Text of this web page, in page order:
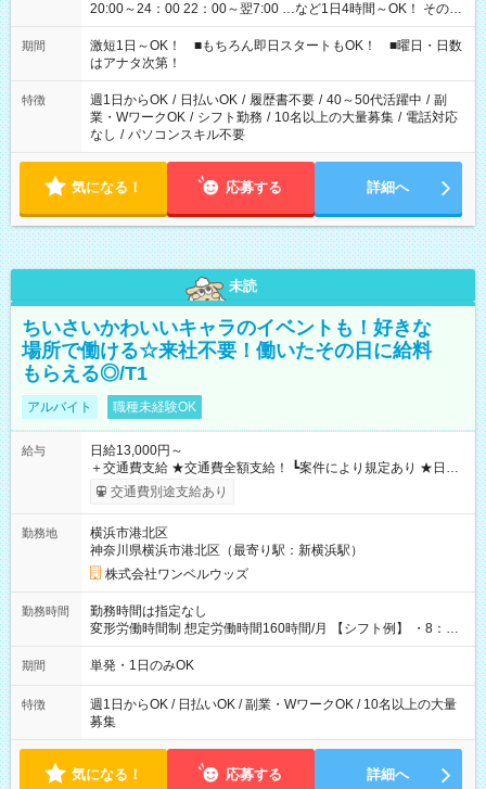
20:00～24：00 22：00～翌7:00 …など1日4時間～OK！ その他
シフトもございます！ お気軽にご相談ください！
期間
激短1日～OK！ ■もちろん即日スタートもOK！ ■曜日・日数
はアナタ次第！
特徴 週1日からOK / 日払いOK / 履歴書不要 / 40～50代活躍中 / 副
業・WワークOK / シフト勤務 / 10名以上の大量募集 / 電話対応
なし / パソコンスキル不要
気になる！ 応募する 詳細へ
未読
ちいさいかわいいキャラのイベントも！好きな
場所で働ける☆来社不要！働いたその日に給料
もらえる◎/T1
アルバイト 職種未経験OK
給与
日給13,000円～
＋交通費支給 ★交通費全額支給！ ┗案件により規定あり ★日払
いOK！（規定あり） ┗働いたその日に現金GET♪ お仕事後はコ
ンビニATMから 日払い分を引き落とせます！ 【試用期間】試
交通費別途支給あり
勤務地
横浜市港北区
神奈川県横浜市港北区（最寄り駅：新横浜駅）
株式会社ワンベルウッズ
勤務時間
勤務時間は指定なし
変形労働時間制 想定労働時間160時間/月 【シフト例】 ・8：00
～21：00
期間 単発・1日のみOK
特徴
週1日からOK / 日払いOK / 副業・WワークOK / 10名以上の大量
募集
気になる！ 応募する 詳細へ